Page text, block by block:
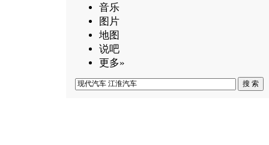
音乐
图片
地图
说吧
更多»